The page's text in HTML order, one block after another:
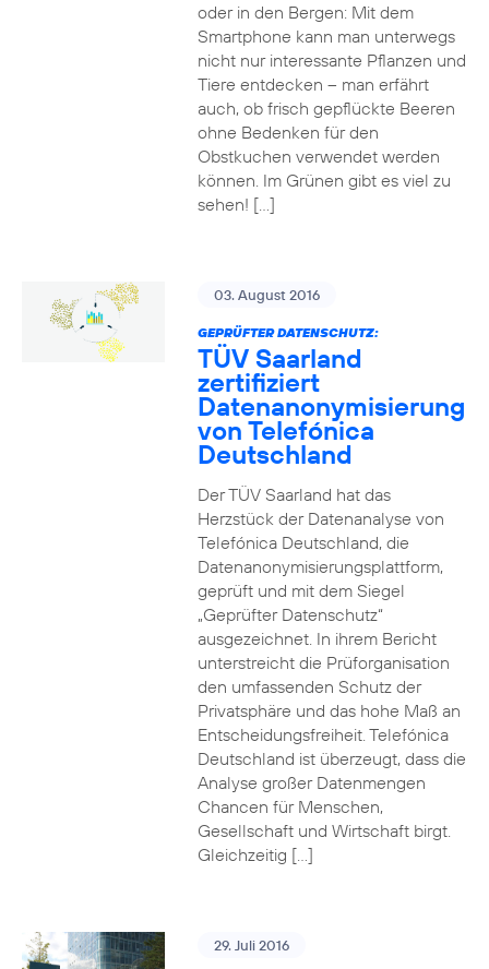
oder in den Bergen: Mit dem
Smartphone kann man unterwegs
nicht nur interessante Pflanzen und
Tiere entdecken – man erfährt
auch, ob frisch gepflückte Beeren
ohne Bedenken für den
Obstkuchen verwendet werden
können. Im Grünen gibt es viel zu
sehen! […]
03. August 2016
GEPRÜFTER DATENSCHUTZ:
TÜV Saarland
zertifiziert
Datenanonymisierung
von Telefónica
Deutschland
Der TÜV Saarland hat das
Herzstück der Datenanalyse von
Telefónica Deutschland, die
Datenanonymisierungsplattform,
geprüft und mit dem Siegel
„Geprüfter Datenschutz“
ausgezeichnet. In ihrem Bericht
unterstreicht die Prüforganisation
den umfassenden Schutz der
Privatsphäre und das hohe Maß an
Entscheidungsfreiheit. Telefónica
Deutschland ist überzeugt, dass die
Analyse großer Datenmengen
Chancen für Menschen,
Gesellschaft und Wirtschaft birgt.
Gleichzeitig […]
29. Juli 2016